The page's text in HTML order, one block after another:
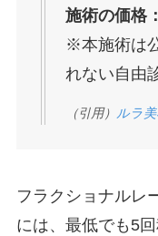
施術の価格：
※本施術は
れない自由
（引用） ルラ
フラクショナルレ
には、最低でも5